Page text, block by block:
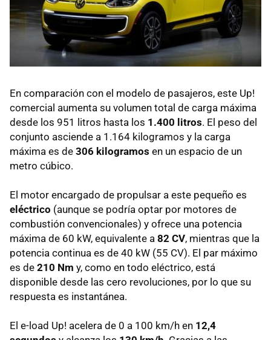
En comparación con el modelo de pasajeros, este Up!
comercial aumenta su volumen total de carga máxima
desde los 951 litros hasta los 1.400 litros. El peso del
conjunto asciende a 1.164 kilogramos y la carga
máxima es de 306 kilogramos en un espacio de un
metro cúbico.
El motor encargado de propulsar a este pequeño es
eléctrico (aunque se podría optar por motores de
combustión convencionales) y ofrece una potencia
máxima de 60 kW, equivalente a 82 CV, mientras que la
potencia continua es de 40 kW (55 CV). El par máximo
es de 210 Nm y, como en todo eléctrico, está
disponible desde las cero revoluciones, por lo que su
respuesta es instantánea.
El e-load Up! acelera de 0 a 100 km/h en 12,4